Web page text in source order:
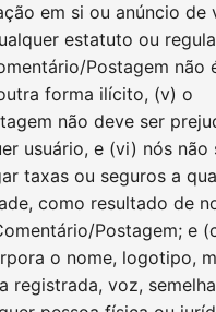
em si ou anúncio de
estatuto ou
Postagem não
forma ilícito, (v) o
não deve ser
usuário, e (vi) nós não
taxas ou seguros a
como resultado de
Postagem; e
o nome, logotipo,
registrada, voz,